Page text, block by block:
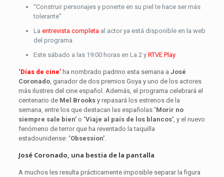
“Construir personajes y ponerte en su piel te hace ser más
tolerante”
La entrevista completa al actor ya está disponible en la web
del programa
Este sábado a las 19:00 horas en La 2 y RTVE Play
‘Días de cine’ha nombrado padrino esta semana a José
Coronado, ganador de dos premios Goya y uno de los actores
más ilustres del cine español. Además, el programa celebrará el
centenario de Mel Brooksy repasará los estrenos de la
semana, entre los que destacan las españolas ‘Morir no
siempre sale bien’o ‘Viaje al país de los blancos’, y el nuevo
fenómeno de terror que ha reventado la taquilla
estadounidense: ‘Obsession’.
José Coronado, una bestia de la pantalla
A muchos les resulta prácticamente imposible separar la figura